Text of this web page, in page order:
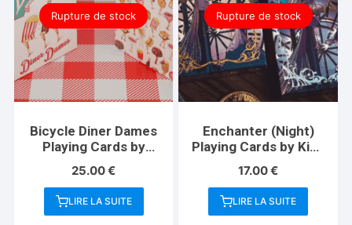
Rupture de stock
Bicycle Diner Dames
Playing Cards by
Kelly Gilleran
25.00€
LIRE LA SUITE
Rupture de stock
Enchanter (Night)
Playing Cards by King
Star
17.00€
LIRE LA SUITE